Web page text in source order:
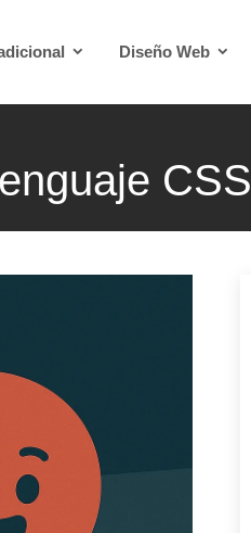
Diseño Web
CSS